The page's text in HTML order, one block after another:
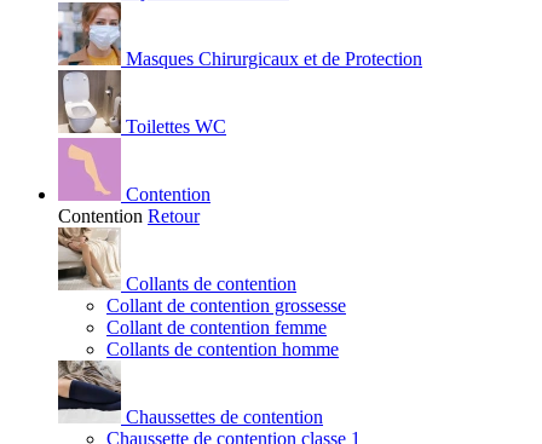
Masques Chirurgicaux et de Protection
Toilettes WC
Contention
Contention Retour
Collants de contention
Collant de contention grossesse
Collant de contention femme
Collants de contention homme
Chaussettes de contention
Chaussette de contention classe 1